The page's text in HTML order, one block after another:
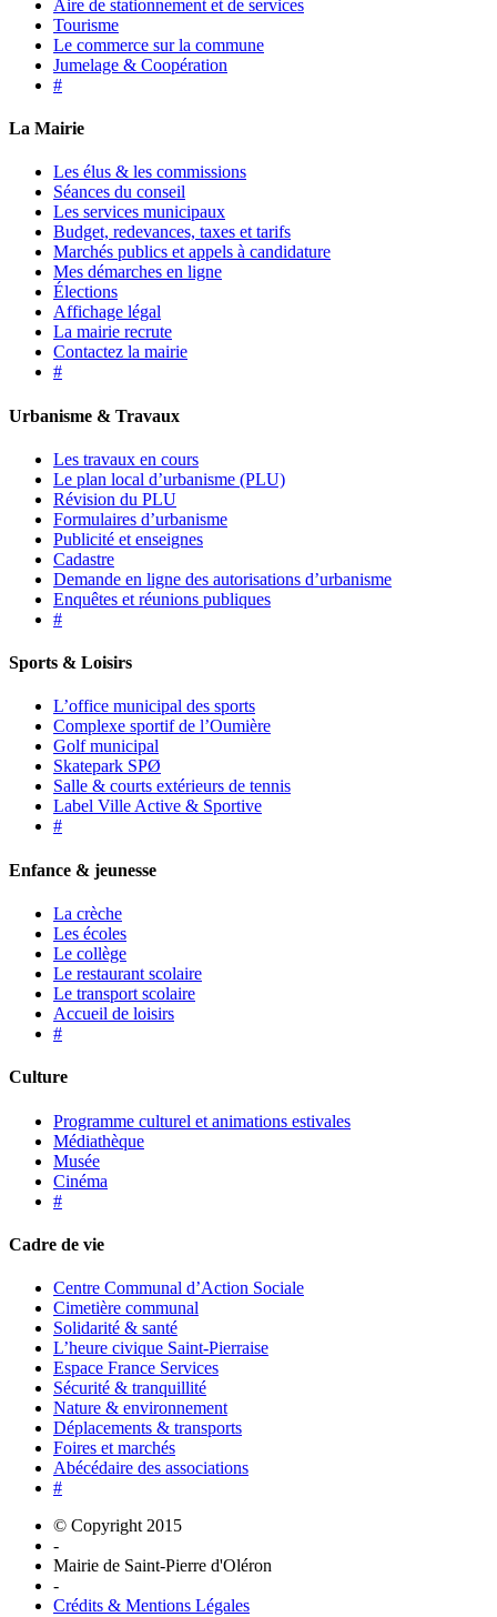
Aire de stationnement et de services
Tourisme
Le commerce sur la commune
Jumelage & Coopération
#
La Mairie
Les élus & les commissions
Séances du conseil
Les services municipaux
Budget, redevances, taxes et tarifs
Marchés publics et appels à candidature
Mes démarches en ligne
Élections
Affichage légal
La mairie recrute
Contactez la mairie
#
Urbanisme & Travaux
Les travaux en cours
Le plan local d’urbanisme (PLU)
Révision du PLU
Formulaires d’urbanisme
Publicité et enseignes
Cadastre
Demande en ligne des autorisations d’urbanisme
Enquêtes et réunions publiques
#
Sports & Loisirs
L’office municipal des sports
Complexe sportif de l’Oumière
Golf municipal
Skatepark SPØ
Salle & courts extérieurs de tennis
Label Ville Active & Sportive
#
Enfance & jeunesse
La crèche
Les écoles
Le collège
Le restaurant scolaire
Le transport scolaire
Accueil de loisirs
#
Culture
Programme culturel et animations estivales
Médiathèque
Musée
Cinéma
#
Cadre de vie
Centre Communal d’Action Sociale
Cimetière communal
Solidarité & santé
L’heure civique Saint-Pierraise
Espace France Services
Sécurité & tranquillité
Nature & environnement
Déplacements & transports
Foires et marchés
Abécédaire des associations
#
© Copyright 2015
-
Mairie de Saint-Pierre d'Oléron
-
Crédits & Mentions Légales